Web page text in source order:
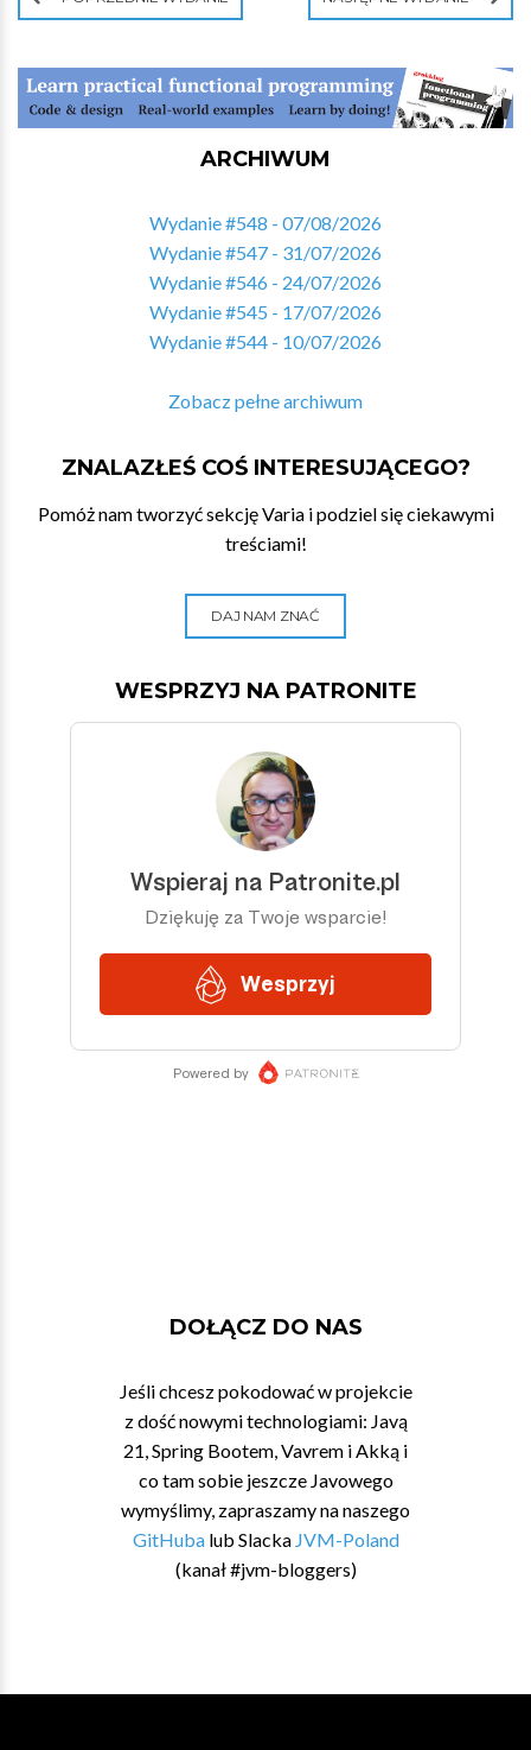
ARCHIWUM
Wydanie #548 - 07/08/2026
Wydanie #547 - 31/07/2026
Wydanie #546 - 24/07/2026
Wydanie #545 - 17/07/2026
Wydanie #544 - 10/07/2026
Zobacz pełne archiwum
ZNALAZŁEŚ COŚ INTERESUJĄCEGO?
Pomóż nam tworzyć sekcję Varia i podziel się ciekawymi
treściami!
DAJ NAM ZNAĆ
WESPRZYJ NA PATRONITE
DOŁĄCZ DO NAS
Jeśli chcesz pokodować w projekcie
z dość nowymi technologiami: Javą
21, Spring Bootem, Vavrem i Akką i
co tam sobie jeszcze Javowego
wymyślimy, zapraszamy na naszego
GitHubalub Slacka JVM-Poland
(kanał #jvm-bloggers)